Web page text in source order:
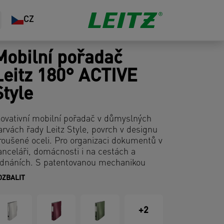
CZ
pořadač
180° ACTIVE
mobilní pořadač v důmyslných
řady Leitz Style, povrch v designu
oceli. Pro organizaci dokumentů v
domácnosti i na cestách a
S patentovanou mechanikou
180°.
+2